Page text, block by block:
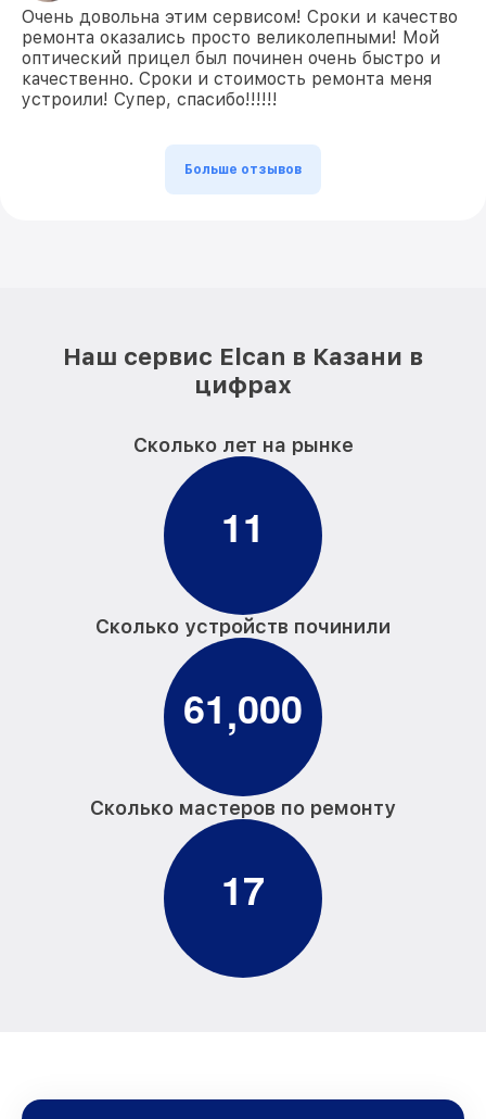
Очень довольна этим сервисом! Сроки и качество
ремонта оказались просто великолепными! Мой
оптический прицел был починен очень быстро и
качественно. Сроки и стоимость ремонта меня
устроили! Супер, спасибо!!!!!!
Больше отзывов
Наш сервис Elcan в Казани в
цифрах
Сколько лет на рынке
11
Сколько устройств починили
61,000
Сколько мастеров по ремонту
17